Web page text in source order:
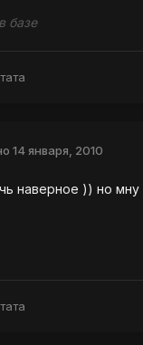
базе
14 января, 2010
наверное )) но